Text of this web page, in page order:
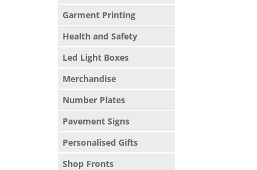
Garment Printing
Health and Safety
Led Light Boxes
Merchandise
Number Plates
Pavement Signs
Personalised Gifts
Shop Fronts